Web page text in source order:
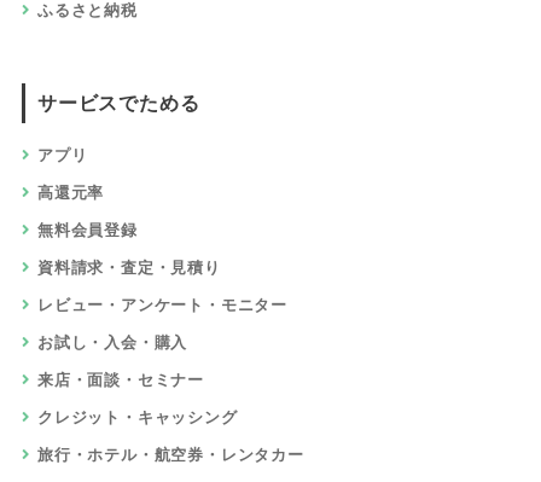
ふるさと納税
サービスでためる
アプリ
高還元率
無料会員登録
資料請求・査定・見積り
レビュー・アンケート・モニター
お試し・入会・購入
来店・面談・セミナー
クレジット・キャッシング
旅行・ホテル・航空券・レンタカー